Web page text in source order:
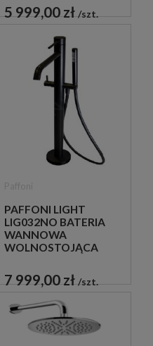
5 999,00 zł szt.
PAFFONI LIGHT
LIG032NO BATERIA
WANNOWA
WOLNOSTOJĄCA
7 999,00 zł szt.